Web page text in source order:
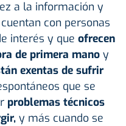
a la información y
con personas
interés y que ofrecen
de primera mano y
exentas de sufrir
que se
problemas técnicos
y más cuando se